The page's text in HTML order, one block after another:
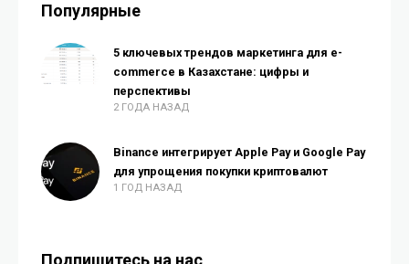
Популярные
5 ключевых трендов маркетинга для e-
commerce в Казахстане: цифры и
перспективы
2 ГОДА НАЗАД
Binance интегрирует Apple Pay и Google Pay
для упрощения покупки криптовалют
1 ГОД НАЗАД